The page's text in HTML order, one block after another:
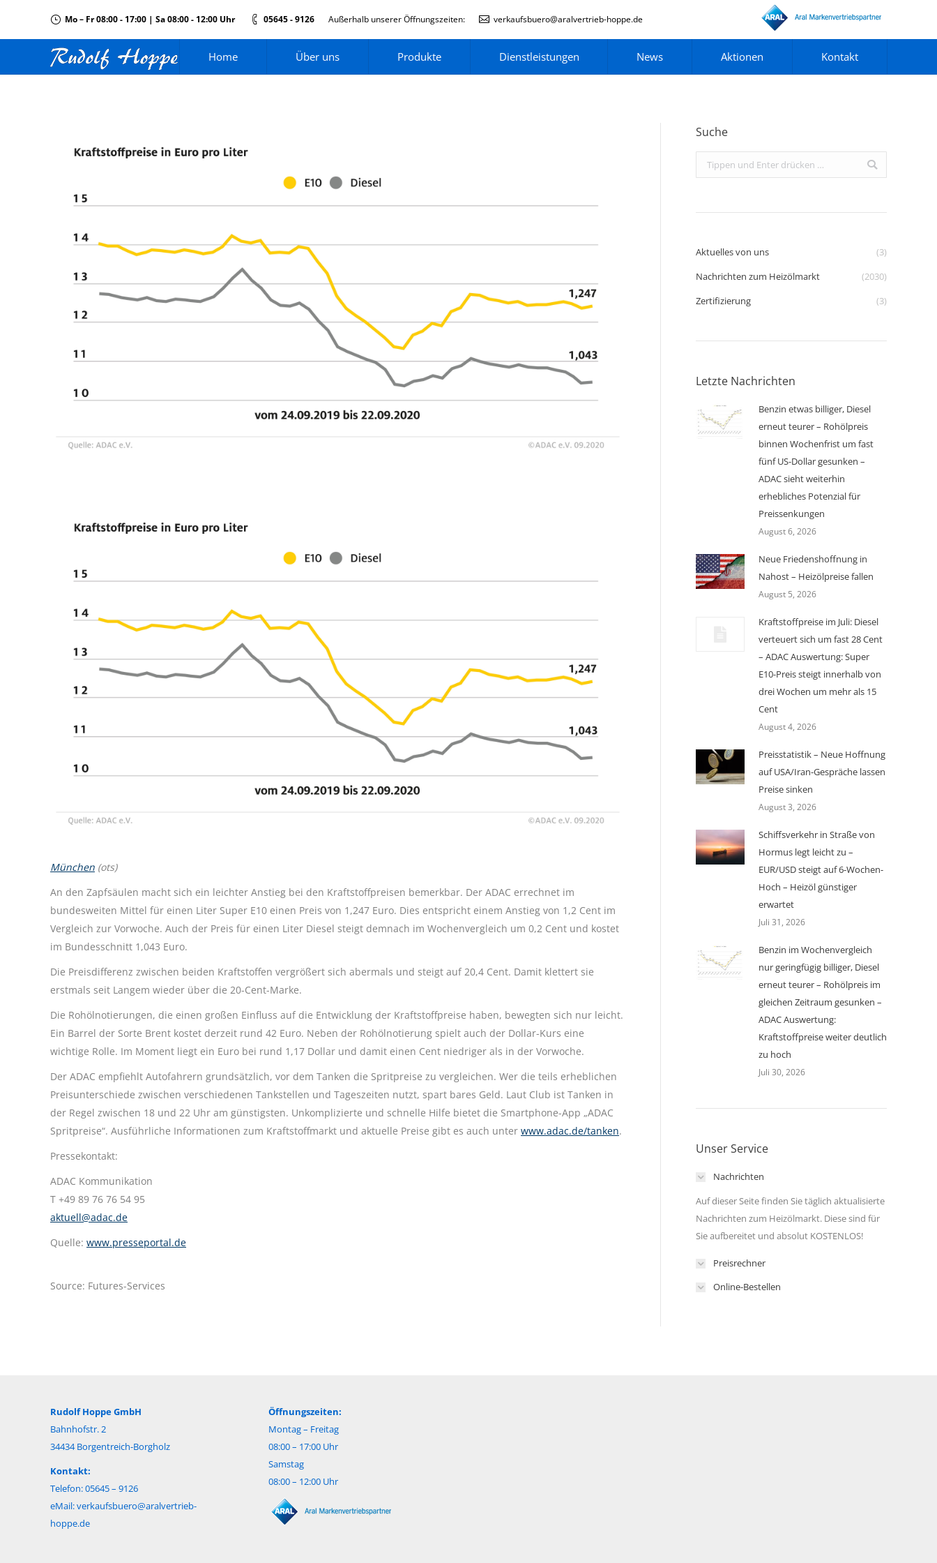
Mo – Fr 08:00 - 17:00 | Sa 08:00 - 12:00 Uhr 05645 - 9126 Außerhalb unserer Öffnungszeiten: verkaufsbuero@aralvertrieb-hoppe.de
Home Über uns Produkte Dienstleistungen News Aktionen Kontakt
München (ots)
An den Zapfsäulen macht sich ein leichter Anstieg bei den Kraftstoffpreisen bemerkbar. Der ADAC errechnet im
bundesweiten Mittel für einen Liter Super E10 einen Preis von 1,247 Euro. Dies entspricht einem Anstieg von 1,2 Cent im
Vergleich zur Vorwoche. Auch der Preis für einen Liter Diesel steigt demnach im Wochenvergleich um 0,2 Cent und kostet
im Bundesschnitt 1,043 Euro.
Die Preisdifferenz zwischen beiden Kraftstoffen vergrößert sich abermals und steigt auf 20,4 Cent. Damit klettert sie
erstmals seit Langem wieder über die 20-Cent-Marke.
Die Rohölnotierungen, die einen großen Einfluss auf die Entwicklung der Kraftstoffpreise haben, bewegten sich nur leicht.
Ein Barrel der Sorte Brent kostet derzeit rund 42 Euro. Neben der Rohölnotierung spielt auch der Dollar-Kurs eine
wichtige Rolle. Im Moment liegt ein Euro bei rund 1,17 Dollar und damit einen Cent niedriger als in der Vorwoche.
Der ADAC empfiehlt Autofahrern grundsätzlich, vor dem Tanken die Spritpreise zu vergleichen. Wer die teils erheblichen
Preisunterschiede zwischen verschiedenen Tankstellen und Tageszeiten nutzt, spart bares Geld. Laut Club ist Tanken in
der Regel zwischen 18 und 22 Uhr am günstigsten. Unkomplizierte und schnelle Hilfe bietet die Smartphone-App „ADAC
Spritpreise“. Ausführliche Informationen zum Kraftstoffmarkt und aktuelle Preise gibt es auch unter www.adac.de/tanken.
Pressekontakt:
ADAC Kommunikation
T +49 89 76 76 54 95
aktuell@adac.de
Quelle: www.presseportal.de
Source: Futures-Services
Suche
Search:
Aktuelles von uns
(3)
Nachrichten zum Heizölmarkt
(2030)
Zertifizierung
(3)
Letzte Nachrichten
Benzin etwas billiger, Diesel
erneut teurer – Rohölpreis
binnen Wochenfrist um fast
fünf US-Dollar gesunken –
ADAC sieht weiterhin
erhebliches Potenzial für
Preissenkungen
August 6, 2026
Neue Friedenshoffnung in
Nahost – Heizölpreise fallen
August 5, 2026
Kraftstoffpreise im Juli: Diesel
verteuert sich um fast 28 Cent
– ADAC Auswertung: Super
E10-Preis steigt innerhalb von
drei Wochen um mehr als 15
Cent
August 4, 2026
Preisstatistik – Neue Hoffnung
auf USA/Iran-Gespräche lassen
Preise sinken
August 3, 2026
Schiffsverkehr in Straße von
Hormus legt leicht zu –
EUR/USD steigt auf 6-Wochen-
Hoch – Heizöl günstiger
erwartet
Juli 31, 2026
Benzin im Wochenvergleich
nur geringfügig billiger, Diesel
erneut teurer – Rohölpreis im
gleichen Zeitraum gesunken –
ADAC Auswertung:
Kraftstoffpreise weiter deutlich
zu hoch
Juli 30, 2026
Unser Service
Nachrichten
Auf dieser Seite finden Sie täglich aktualisierte
Nachrichten zum Heizölmarkt. Diese sind für
Sie aufbereitet und absolut KOSTENLOS!
Preisrechner
Online-Bestellen
Rudolf Hoppe GmbH
Bahnhofstr. 2
34434 Borgentreich-Borgholz
Kontakt:
Telefon: 05645 – 9126
eMail:verkaufsbuero@aralvertrieb-
hoppe.de
Öffnungszeiten:
Montag – Freitag
08:00 – 17:00 Uhr
Samstag
08:00 – 12:00 Uhr